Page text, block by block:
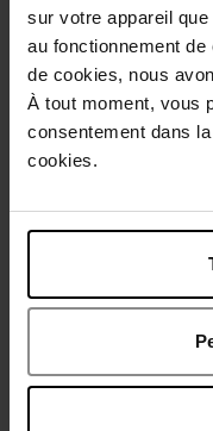
sur votre appareil
au fonctionnement
de cookies, nous
À tout moment, vous
consentement dans
cookies.
Avis client